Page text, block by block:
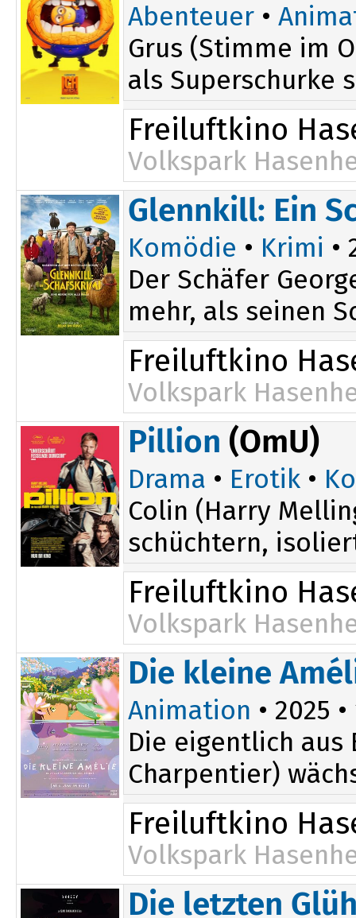
Abenteuer •
Grus (Stimme im
als Superschurke
Freiluftkino
Volkspark
16:30
Glennkill: Ein
Komödie • Krimi •
Der Schäfer
mehr, als seinen
Freiluftkino
Volkspark
18:30
Pillion (OmU)
Drama • Erotik •
Colin (Harry
schüchtern,
Freiluftkino
Volkspark
21:00
Die kleine
Animation • 2025
Die eigentlich aus
Charpentier)
Freiluftkino
Volkspark
Die letzten